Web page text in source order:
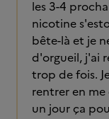
les 3-4
nicotine
bête-là et je
d'orgueil, j'ai
trop de fois.
rentrer en
un jour ça